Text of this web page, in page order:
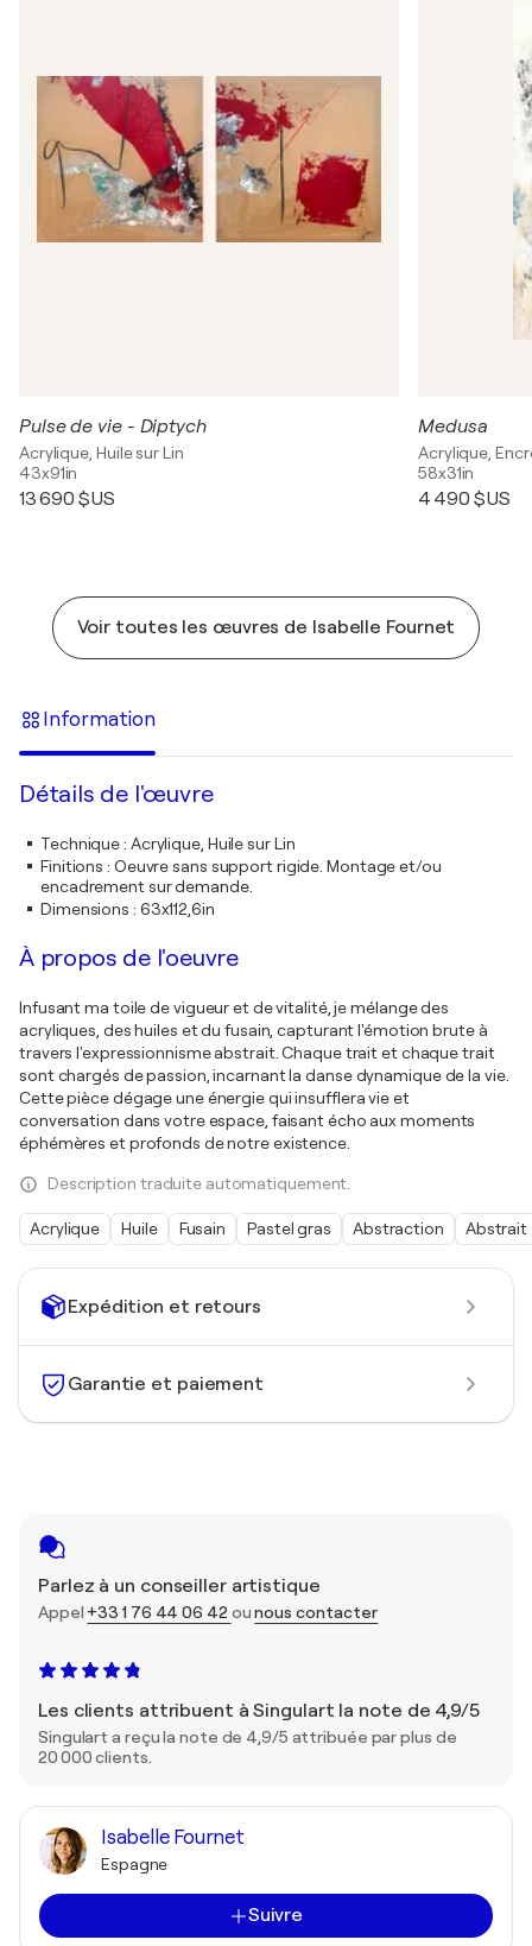
Expédition et retours
Garantie et paiement
Parlez à un conseiller artistique
Appel +33 1 76 44 06 42 ounous contacter
Les clients attribuent à Singulart la note de 4,9/5
Singulart a reçu la note de 4,9/5 attribuée par plus de
20 000 clients.
Isabelle Fournet
Espagne
Suivre
Pulse de vie - Diptych
Acrylique, Huile sur Lin
43x91in
13 690 $US
Medusa
Acrylique,
58x31in
4 490 $US
Voir toutes les œuvres de Isabelle Fournet
Information
Détails de l'œuvre
Technique: Acrylique, Huile sur Lin
Finitions : Oeuvre sans support rigide. Montage et/ou
encadrement sur demande.
Dimensions : 63x112,6in
À propos de l'oeuvre
Infusant ma toile de vigueur et de vitalité, je mélange des
acryliques, des huiles et du fusain, capturant l'émotion brute à
travers l'expressionnisme abstrait. Chaque trait et chaque trait
sont chargés de passion, incarnant la danse dynamique de la vie.
Cette pièce dégage une énergie qui insufflera vie et
conversation dans votre espace, faisant écho aux moments
éphémères et profonds de notre existence.
Description traduite automatiquement.
Acrylique Huile Fusain Pastel gras Abstraction Abstrait